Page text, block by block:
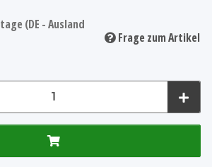
(DE - Ausland
Frage zum Artikel